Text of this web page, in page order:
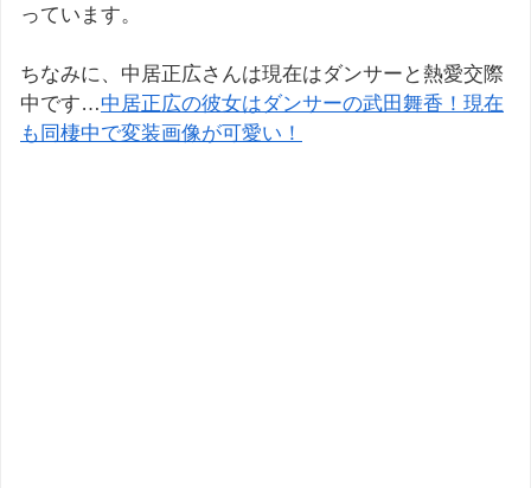
っています。
ちなみに、中居正広さんは現在はダンサーと熱愛交際
中です…中居正広の彼女はダンサーの武田舞香！現在
も同棲中で変装画像が可愛い！